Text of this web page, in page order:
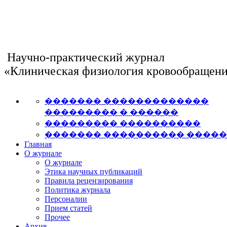
Научно-практический журнал
«Клиническая физиология
������� �������������
��������� � ������
��������� ����������
������� ����������
Главная
О журнале
О журнале
Этика научных публикаций
Правила рецензирования
Политика журнала
Персоналии
Прием статей
Прочее